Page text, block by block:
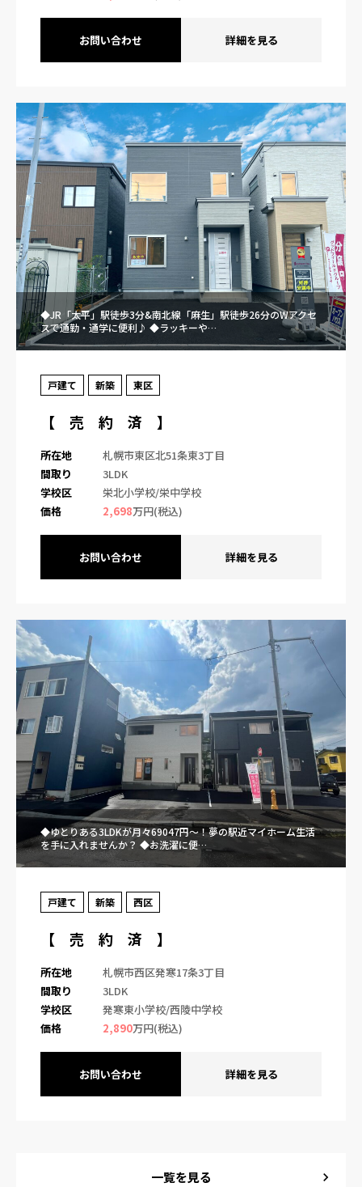
お問い合わせ 詳細を見る
◆JR「太平」駅徒歩3分&南北線「麻生」駅徒歩26分のWアクセ
スで通勤・通学に便利♪ ◆ラッキーや…
戸建て 新築 東区
【 売 約 済 】
所在地
札幌市東区北51条東3丁目
間取り
3LDK
学校区
栄北小学校/栄中学校
価格
2,698万円(税込)
お問い合わせ 詳細を見る
◆ゆとりある3LDKが月々69047円～！夢の駅近マイホーム生活
を手に入れませんか？ ◆お洗濯に便…
戸建て 新築 西区
【 売 約 済 】
所在地
札幌市西区発寒17条3丁目
間取り
3LDK
学校区
発寒東小学校/西陵中学校
価格
2,890万円(税込)
お問い合わせ 詳細を見る
一覧を見る chevron_right